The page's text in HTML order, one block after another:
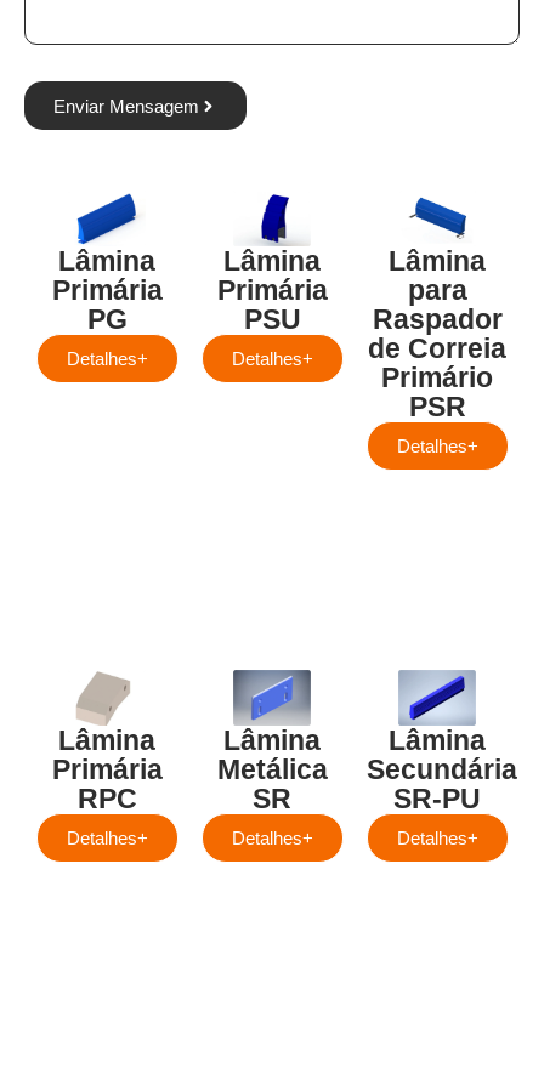
Enviar Mensagem
Lâmina
Primária
PG
Detalhes+
Lâmina
Primária
PSU
Detalhes+
Lâmina
para
Raspador
de Correia
Primário
PSR
Detalhes+
Lâmina
Primária
RPC
Detalhes+
Lâmina
Metálica
SR
Detalhes+
Lâmina
Secundária
SR-PU
Detalhes+